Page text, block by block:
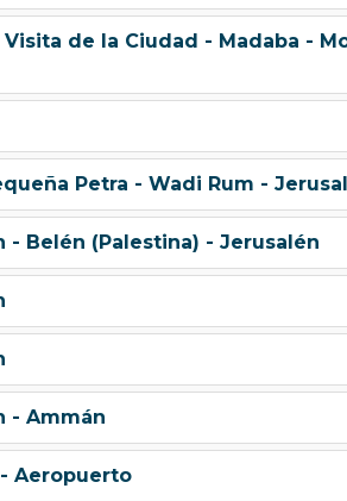
de la Ciudad - Madaba -
Petra - Wadi Rum -
- Belén (Palestina) - Jerusalén
- Ammán
Aeropuerto